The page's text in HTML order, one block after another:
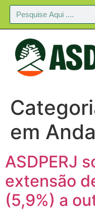
em
ASDPERJ
extensão
(5,9%) a